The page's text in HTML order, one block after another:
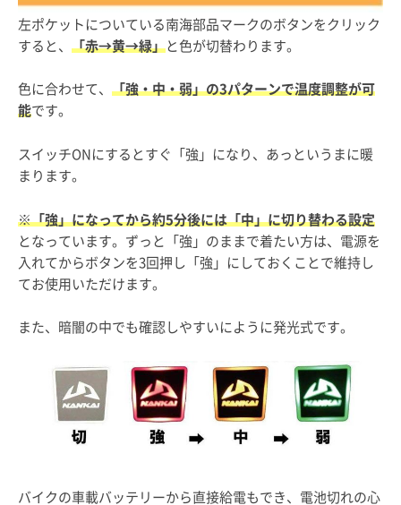
左ポケットについている南海部品マークのボタンをクリック
すると、 「赤→黄→緑」と色が切替わります。
色に合わせて、 「強・中・弱」の3パターンで温度調整が可
能です。
スイッチONにするとすぐ「強」になり、あっというまに暖
まります。
※「強」になってから約5分後には「中」に切り替わる設定
となっています。ずっと「強」のままで着たい方は、電源を
入れてからボタンを3回押し「強」にしておくことで維持し
てお使用いただけます。
また、暗闇の中でも確認しやすいにように発光式です。
バイクの車載バッテリーから直接給電もでき、電池切れの心